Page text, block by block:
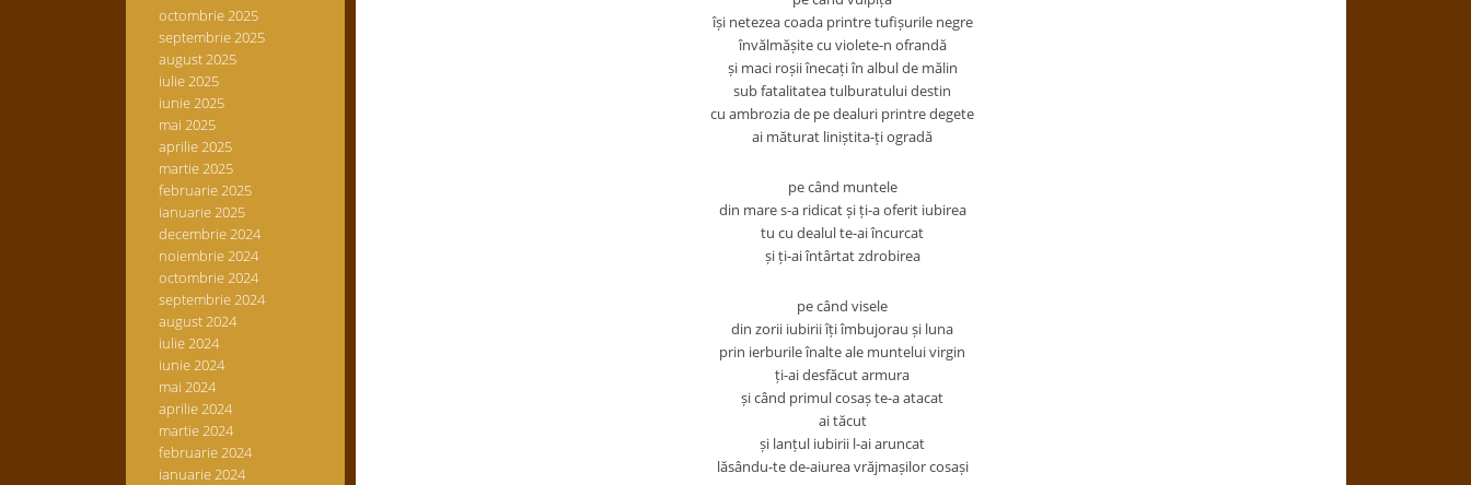
octombrie 2025
septembrie 2025
august 2025
iulie 2025
iunie 2025
mai 2025
aprilie 2025
martie 2025
februarie 2025
ianuarie 2025
decembrie 2024
noiembrie 2024
octombrie 2024
septembrie 2024
august 2024
iulie 2024
iunie 2024
mai 2024
aprilie 2024
martie 2024
februarie 2024
ianuarie 2024
își netezea coada printre tufișurile negre
învălmășite cu violete-n ofrandă
și maci roșii înecați în albul de mălin
sub fatalitatea tulburatului destin
cu ambrozia de pe dealuri printre degete
ai măturat liniștita-ți ogradă
pe când muntele
din mare s-a ridicat și ți-a oferit iubirea
tu cu dealul te-ai încurcat
și ți-ai întârtat zdrobirea
pe când visele
din zorii iubirii îți îmbujorau și luna
prin ierburile înalte ale muntelui virgin
ți-ai desfăcut armura
și când primul cosaș te-a atacat
ai tăcut
și lanțul iubirii l-ai aruncat
lăsându-te de-aiurea vrăjmașilor cosași